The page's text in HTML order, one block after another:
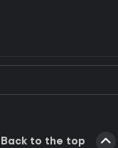
Key Ubisoft Connect?
Back to the top